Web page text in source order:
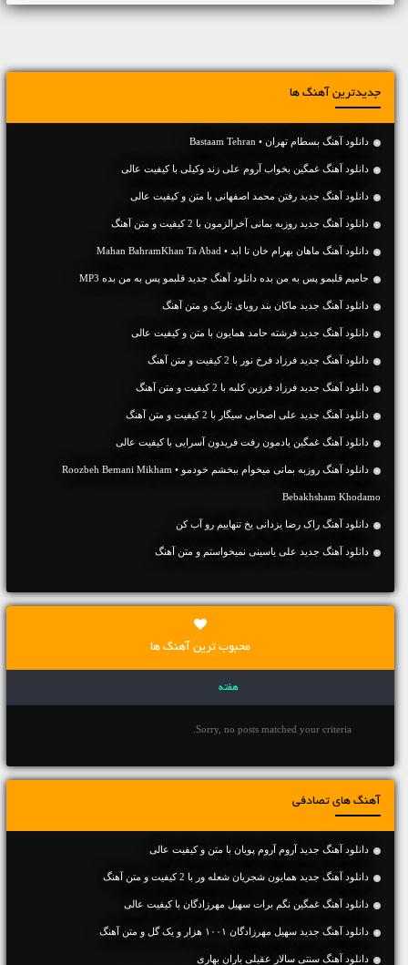
جدیدترین آهنگ ها
دانلود آهنگ بسطام تهران • Bastaam Tehran
دانلود آهنگ غمگین بخواب آروم علی زند وکیلی با کیفیت عالی
دانلود آهنگ جديد رفتن محمد اصفهانی با متن و کیفیت عالی
دانلود آهنگ جديد روزبه بمانی آخرالزمون با 2 کیفیت و متن آهنگ
دانلود آهنگ ماهان بهرام خان تا ابد • Mahan BahramKhan Ta Abad
حامیم قلبمو پس به من بده دانلود آهنگ جدید قلبمو پس به من بده MP3
دانلود آهنگ جديد ماکان بند رویای تاریک و متن آهنگ
دانلود آهنگ جديد فرشته حامد همایون با متن و کیفیت عالی
دانلود آهنگ جديد فرزاد فرخ نور با 2 کیفیت و متن آهنگ
دانلود آهنگ جديد فرزاد فرزین کلبه با 2 کیفیت و متن آهنگ
دانلود آهنگ جديد علی اصحابی سیگار با 2 کیفیت و متن آهنگ
دانلود آهنگ غمگین یادمون رفت فریدون آسرایی با کیفیت عالی
دانلود آهنگ روزبه بمانی میخوام ببخشم خودمو • Roozbeh Bemani Mikham
Bebakhsham Khodamo
دانلود آهنگ راک رضا یزدانی یخ تنهاییم رو آب کن
دانلود آهنگ جديد علی یاسینی نمیخواستم و متن آهنگ
محبوب ترین آهنگ ها
هفته
Sorry, no posts matched your criteria.
آهنگ های تصادفی
دانلود آهنگ جديد آروم آروم پویان با متن و کیفیت عالی
دانلود آهنگ جديد همایون شجریان شعله ور با 2 کیفیت و متن آهنگ
دانلود آهنگ غمگین نگم برات سهیل مهرزادگان با کیفیت عالی
دانلود آهنگ جديد سهیل مهرزادگان ۱۰۰۱ هزار و یک گل و متن آهنگ
دانلود آهنگ سنتی سالار عقیلی باران بهاری